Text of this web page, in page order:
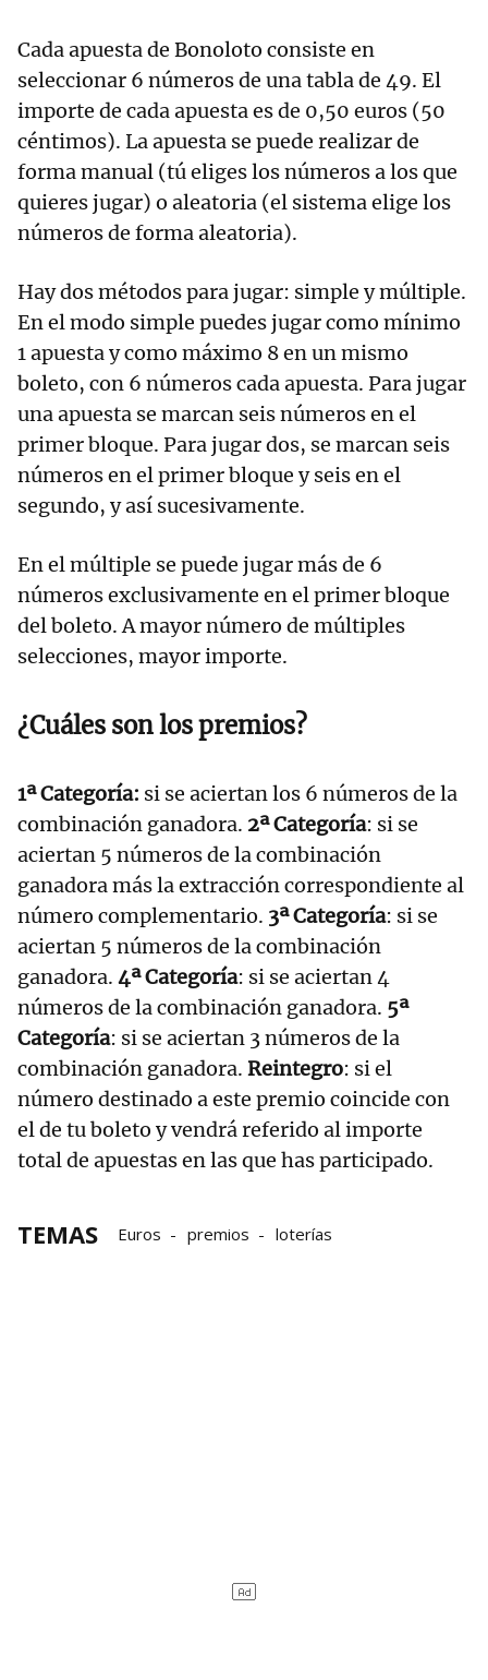
Cada apuesta de Bonoloto consiste en
seleccionar 6 números de una tabla de 49. El
importe de cada apuesta es de 0,50 euros (50
céntimos). La apuesta se puede realizar de
forma manual (tú eliges los números a los que
quieres jugar) o aleatoria (el sistema elige los
números de forma aleatoria).
Hay dos métodos para jugar: simple y múltiple.
En el modo simple puedes jugar como mínimo
1 apuesta y como máximo 8 en un mismo
boleto, con 6 números cada apuesta. Para jugar
una apuesta se marcan seis números en el
primer bloque. Para jugar dos, se marcan seis
números en el primer bloque y seis en el
segundo, y así sucesivamente.
En el múltiple se puede jugar más de 6
números exclusivamente en el primer bloque
del boleto. A mayor número de múltiples
selecciones, mayor importe.
¿Cuáles son los premios?
1ª Categoría: si se aciertan los 6 números de la
combinación ganadora. 2ª Categoría: si se
aciertan 5 números de la combinación
ganadora más la extracción correspondiente al
número complementario. 3ª Categoría: si se
aciertan 5 números de la combinación
ganadora. 4ª Categoría: si se aciertan 4
números de la combinación ganadora. 5ª
Categoría: si se aciertan 3 números de la
combinación ganadora. Reintegro: si el
número destinado a este premio coincide con
el de tu boleto y vendrá referido al importe
total de apuestas en las que has participado.
TEMAS Euros premios loterías